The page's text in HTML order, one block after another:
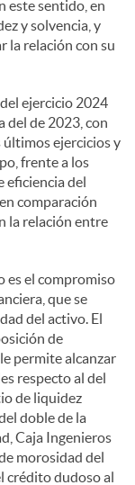
este sentido, en
y solvencia, y
la relación con su
ejercicio 2024
del de 2023, con
últimos ejercicios y
frente a los
eficiencia del
comparación
la relación entre
es el compromiso
que se
del activo. El
de
permite alcanzar
respecto al del
de liquidez
doble de la
Caja Ingenieros
morosidad del
crédito dudoso al